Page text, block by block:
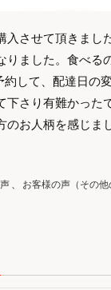
入させて頂きまし
りました。食べる
して、配達日の
下さり有難かった
のお人柄を感じま
お客様の声（その他